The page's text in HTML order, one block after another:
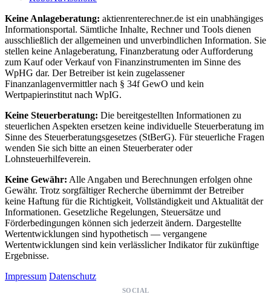
Keine Anlageberatung: aktienrenterechner.de ist ein unabhängiges
Informationsportal. Sämtliche Inhalte, Rechner und Tools dienen
ausschließlich der allgemeinen und unverbindlichen Information. Sie
stellen keine Anlageberatung, Finanzberatung oder Aufforderung
zum Kauf oder Verkauf von Finanzinstrumenten im Sinne des
WpHG dar. Der Betreiber ist kein zugelassener
Finanzanlagenvermittler nach § 34f GewO und kein
Wertpapierinstitut nach WpIG.
Keine Steuerberatung: Die bereitgestellten Informationen zu
steuerlichen Aspekten ersetzen keine individuelle Steuerberatung im
Sinne des Steuerberatungsgesetzes (StBerG). Für steuerliche Fragen
wenden Sie sich bitte an einen Steuerberater oder
Lohnsteuerhilfeverein.
Keine Gewähr: Alle Angaben und Berechnungen erfolgen ohne
Gewähr. Trotz sorgfältiger Recherche übernimmt der Betreiber
keine Haftung für die Richtigkeit, Vollständigkeit und Aktualität der
Informationen. Gesetzliche Regelungen, Steuersätze und
Förderbedingungen können sich jederzeit ändern. Dargestellte
Wertentwicklungen sind hypothetisch — vergangene
Wertentwicklungen sind kein verlässlicher Indikator für zukünftige
Ergebnisse.
Impressum Datenschutz
SOCIAL